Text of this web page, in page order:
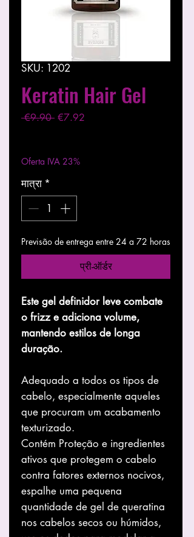
SKU: 1202
Keratin Hair Gel
€9.90 नियमित
€7.92
Oferta IVA 23%
मात्रा *
Previsão de entrega entre 24 a 72 horas
प्री-ऑर्डर
Este gel definidor leve combate
o frizz e adiciona volume,
mantendo estilos de longa
duração.
Adequado a todos os tipos de
cabelo, especialmente aqueles
que procuram um acabamento
texturizado.
Contém Proteção e ingredientes
ativos que protegem o cabelo
contra fatores externos nocivos,
espalhe uma pequena
quantidade de gel de queratina
nos cabelos secos ou húmidos,